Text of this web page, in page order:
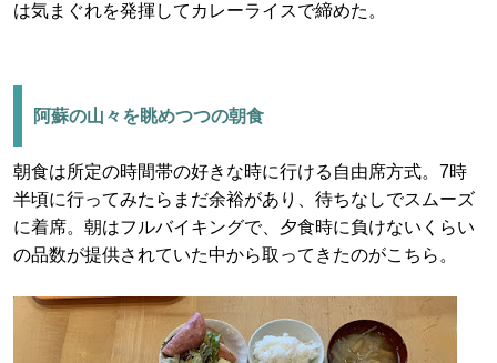
は気まぐれを発揮してカレーライスで締めた。
阿蘇の山々を眺めつつの朝食
朝食は所定の時間帯の好きな時に行ける自由席方式。7時
半頃に行ってみたらまだ余裕があり、待ちなしでスムーズ
に着席。朝はフルバイキングで、夕食時に負けないくらい
の品数が提供されていた中から取ってきたのがこちら。